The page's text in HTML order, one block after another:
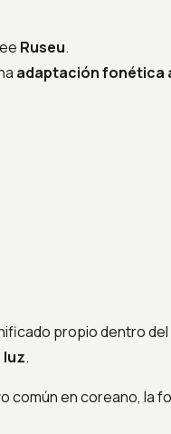
Ruseu.
adaptación fonética
propio dentro
luz.
común en coreano, la